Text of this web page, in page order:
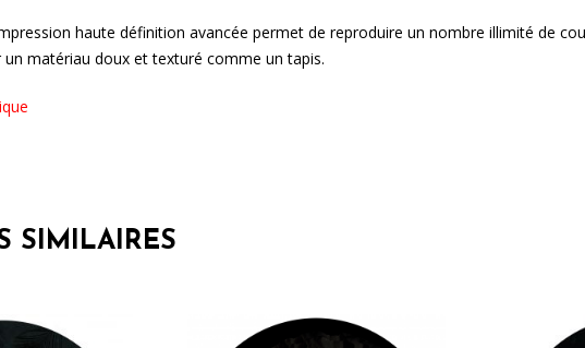
haute définition avancée permet de reproduire un nombre illimité de
matériau doux et texturé comme un tapis.
SIMILAIRES